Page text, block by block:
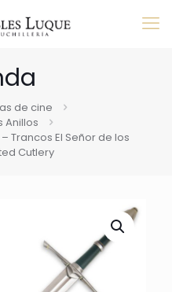
de cine
Anillos
Trancos El Señor de los
Cutlery